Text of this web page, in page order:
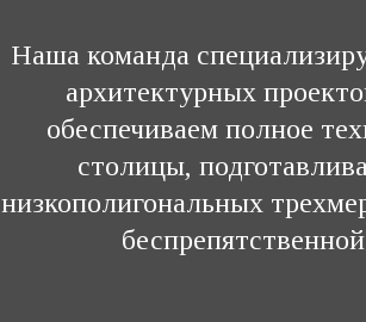
Наша команда
архитектурных
обеспечиваем полное
столицы,
низкополигональных